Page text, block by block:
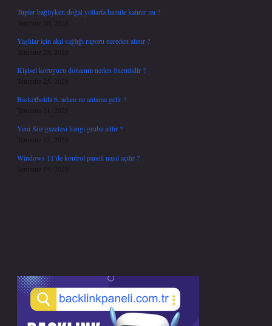
Tüpler bağlıyken doğal yollarla hamile kalınır mı ?
Temmuz 30, 2026
Yaşlılar için akıl sağlığı raporu nereden alınır ?
Temmuz 25, 2026
Kişisel koruyucu donanım neden önemlidir ?
Temmuz 25, 2026
Basketbolda 6. adam ne anlama gelir ?
Temmuz 21, 2026
Yeni Söz gazetesi hangi gruba aittir ?
Temmuz 15, 2026
Windows 11’de kontrol paneli nasıl açılır ?
Temmuz 14, 2026